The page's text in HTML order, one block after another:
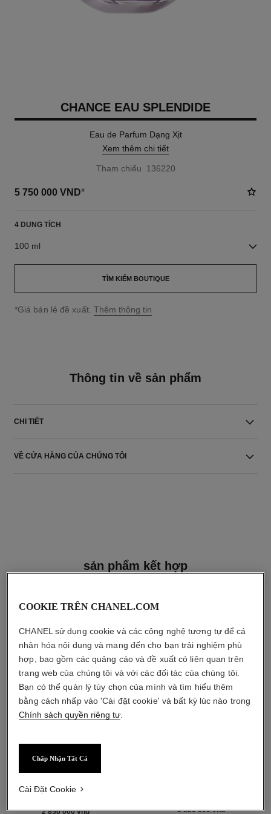
CHANCE EAU SPLENDIDE
Eau de Parfum Dạng Xịt
Xem thêm chi tiết
Tham chiếu 136220
5 750 000 VND*
4 DUNG TÍCH
100 ml
TÌM KIẾM BOUTIQUE
↩
*Giá bán lẻ đề xuất. Thêm thông tin
Thông tin về sản phẩm
CHI TIẾT
VỀ CỬA HÀNG CỦA CHÚNG TÔI
sản phẩm kết hợp
Tham chiếu 126260
2 850 000 vnd* 3 520 000 vnd*
COOKIE TRÊN CHANEL.COM
CHANEL sử dụng cookie và các công nghệ tương tự để cá
nhân hóa nội dung và mang đến cho bạn trải nghiệm phù
hợp, bao gồm các quảng cáo và đề xuất có liên quan trên
trang web của chúng tôi và với các đối tác của chúng tôi.
Bạn có thể quản lý tùy chọn của mình và tìm hiểu thêm
bằng cách nhấp vào 'Cài đặt cookie' và bất kỳ lúc nào trong
Chính sách quyền riêng tư
Chấp Nhận Tất Cả
Cài Đặt Cookie